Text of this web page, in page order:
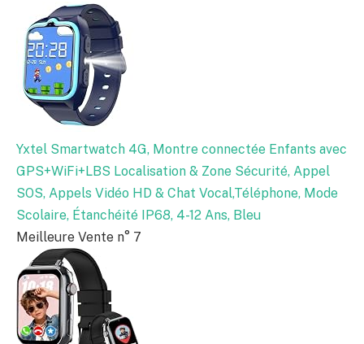
Yxtel Smartwatch 4G, Montre connectée Enfants avec
GPS+WiFi+LBS Localisation & Zone Sécurité, Appel
SOS, Appels Vidéo HD & Chat Vocal,Téléphone, Mode
Scolaire, Étanchéité IP68, 4-12 Ans, Bleu
Meilleure Vente n° 7